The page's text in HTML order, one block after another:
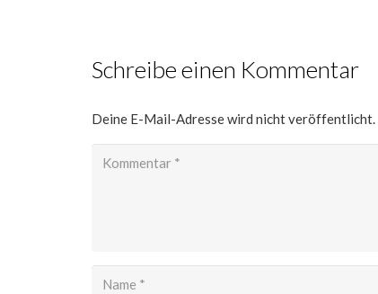
Schreibe einen Kommentar
Deine E-Mail-Adresse wird nicht veröffentlicht.